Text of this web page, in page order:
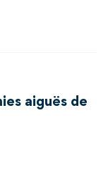
aiguës de